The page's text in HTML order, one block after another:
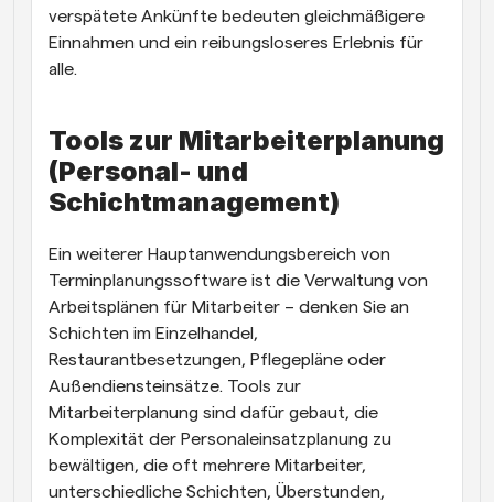
verspätete Ankünfte bedeuten gleichmäßigere
Einnahmen und ein reibungsloseres Erlebnis für
alle.
Tools zur Mitarbeiterplanung
(Personal- und
Schichtmanagement)
Ein weiterer Hauptanwendungsbereich von
Terminplanungssoftware ist die Verwaltung von
Arbeitsplänen für Mitarbeiter – denken Sie an
Schichten im Einzelhandel,
Restaurantbesetzungen, Pflegepläne oder
Außendiensteinsätze. Tools zur
Mitarbeiterplanung sind dafür gebaut, die
Komplexität der Personaleinsatzplanung zu
bewältigen, die oft mehrere Mitarbeiter,
unterschiedliche Schichten, Überstunden,